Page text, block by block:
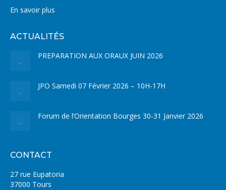
En savoir plus
ACTUALITÉS
PREPARATION AUX ORAUX JUIN 2026
JPO Samedi 07 Février 2026 – 10H-17H
Forum de l’Orientation Bourges 30-31 Janvier 2026
CONTACT
27 rue Eupatoria
37000 Tours